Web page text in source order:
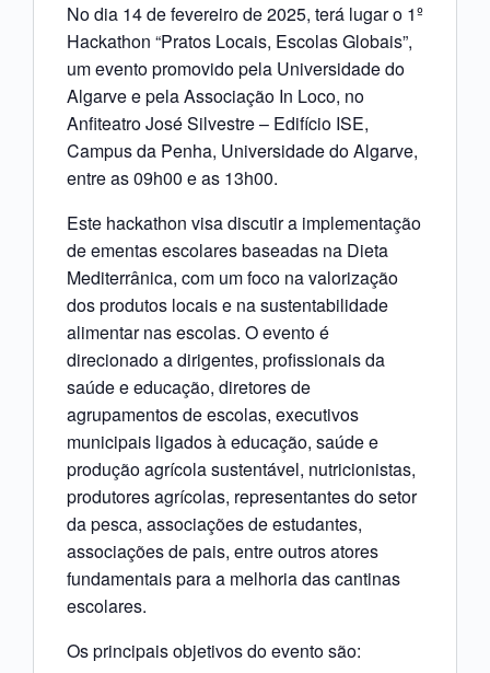
No dia 14 de fevereiro de 2025, terá lugar o 1º
Hackathon “Pratos Locais, Escolas Globais”,
um evento promovido pela Universidade do
Algarve e pela Associação In Loco, no
Anfiteatro José Silvestre – Edifício ISE,
Campus da Penha, Universidade do Algarve,
entre as 09h00 e as 13h00.
Este hackathon visa discutir a implementação
de ementas escolares baseadas na Dieta
Mediterrânica, com um foco na valorização
dos produtos locais e na sustentabilidade
alimentar nas escolas. O evento é
direcionado a dirigentes, profissionais da
saúde e educação, diretores de
agrupamentos de escolas, executivos
municipais ligados à educação, saúde e
produção agrícola sustentável, nutricionistas,
produtores agrícolas, representantes do setor
da pesca, associações de estudantes,
associações de pais, entre outros atores
fundamentais para a melhoria das cantinas
escolares.
Os principais objetivos do evento são: